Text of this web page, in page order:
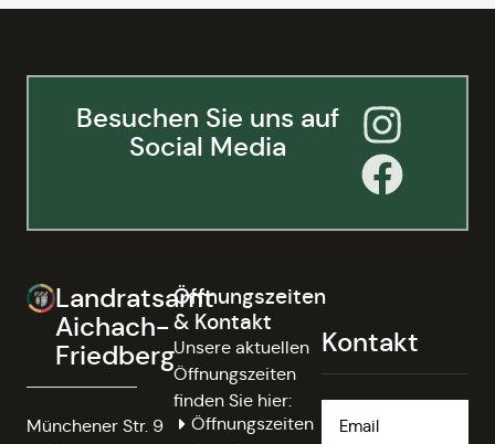
Besuchen Sie uns auf
Social Media
Landratsamt
Aichach-
Friedberg
Münchener Str. 9
Öffnungszeiten
& Kontakt
Unsere aktuellen
Öffnungszeiten
finden Sie hier:
Öffnungszeiten
Kontakt